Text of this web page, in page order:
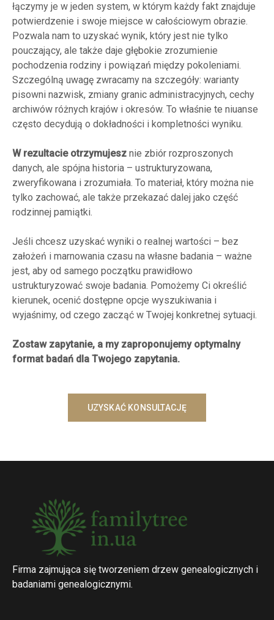
łączymy je w jeden system, w którym każdy fakt znajduje
potwierdzenie i swoje miejsce w całościowym obrazie.
Pozwala nam to uzyskać wynik, który jest nie tylko
pouczający, ale także daje głębokie zrozumienie
pochodzenia rodziny i powiązań między pokoleniami.
Szczególną uwagę zwracamy na szczegóły: warianty
pisowni nazwisk, zmiany granic administracyjnych, cechy
archiwów różnych krajów i okresów. To właśnie te niuanse
często decydują o dokładności i kompletności wyniku.
W rezultacie otrzymujesz nie zbiór rozproszonych
danych, ale spójna historia – ustrukturyzowana,
zweryfikowana i zrozumiała. To materiał, który można nie
tylko zachować, ale także przekazać dalej jako część
rodzinnej pamiątki.
Jeśli chcesz uzyskać wyniki o realnej wartości – bez
założeń i marnowania czasu na własne badania – ważne
jest, aby od samego początku prawidłowo
ustrukturyzować swoje badania. Pomożemy Ci określić
kierunek, ocenić dostępne opcje wyszukiwania i
wyjaśnimy, od czego zacząć w Twojej konkretnej sytuacji.
Zostaw zapytanie, a my zaproponujemy optymalny
format badań dla Twojego zapytania.
UZYSKAĆ KONSULTACJĘ
Firma zajmująca się tworzeniem drzew genealogicznych i
badaniami genealogicznymi.